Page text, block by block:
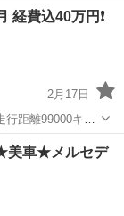
きま...
経費込40万円❗️
2月17日
距離99000キロ
ーフ 機関、内外
す。 ボディ...
美車★メルセデ